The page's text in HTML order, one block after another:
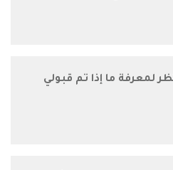
لمعرفة ما إذا تم قبولي